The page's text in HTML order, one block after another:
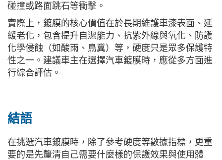
碰撞或路面跳石等衝擊。
實際上，鍍膜的核心價值在於長期維護車漆表面、延
緩老化，包含提升自潔能力、抗紫外線與氧化、防護
化學侵蝕（如酸雨、鳥糞）等，硬度只是眾多保護特
性之一。建議車主在選擇汽車鍍膜時，應從多方面進
行綜合評估。
結語
在挑選汽車鍍膜時，除了參考硬度等數據指標，更重
要的是先釐清自己需要什麼樣的保護效果與使用體